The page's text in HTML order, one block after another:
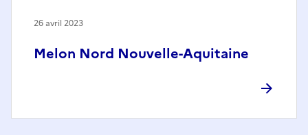
Melon Nord Nouvelle-Aquitaine
26 avril 2023